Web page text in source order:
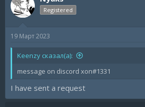
Registered
19 Март 2023
Keenzy сказал(а):
message on discord xon#1331
I have sent a request